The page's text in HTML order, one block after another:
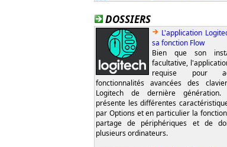
DOSSIERS
L'application
sa fonction Flow
Bien que son
facultative,
requise pour
fonctionnalités avancées des
Logitech de dernière
présente les différentes
par Options et en particulier la
partage de périphériques et de
plusieurs ordinateurs.